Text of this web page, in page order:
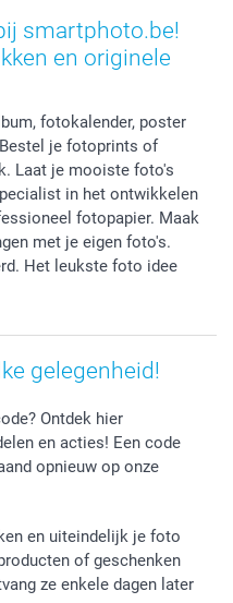
smartphoto.be!
en originele
fotokalender, poster
je fotoprints of
Laat je mooiste foto's
in het ontwikkelen
fotopapier. Maak
met je eigen foto's.
Het leukste foto idee
gelegenheid!
Ontdek hier
en acties! Een code
opnieuw op onze
en uiteindelijk je foto
of geschenken
ze enkele dagen later